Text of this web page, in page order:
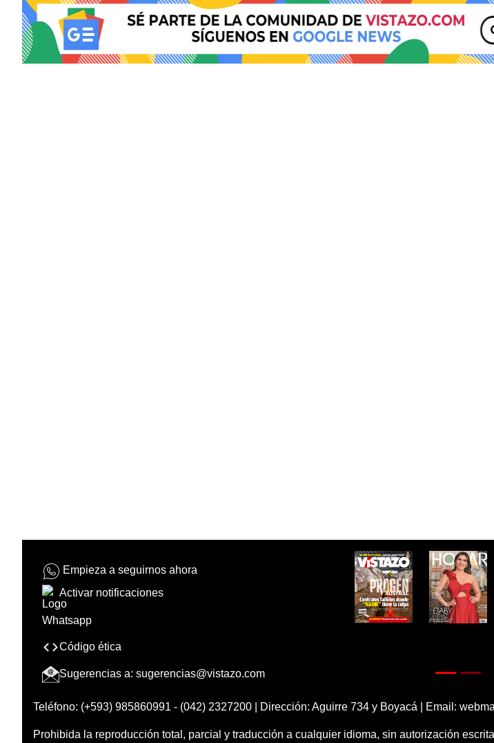
Empieza a seguirnos ahora
Activar notificaciones
Código ética
Sugerencias a: sugerencias@vistazo.com
Teléfono: (+593) 985860991 - (042) 2327200 | Dirección: Aguirre 734 y Boyacá | Email:
Prohibida la reproducción total, parcial y traducción a cualquier idioma, sin autorización